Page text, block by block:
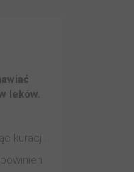
leków.
kuracji.